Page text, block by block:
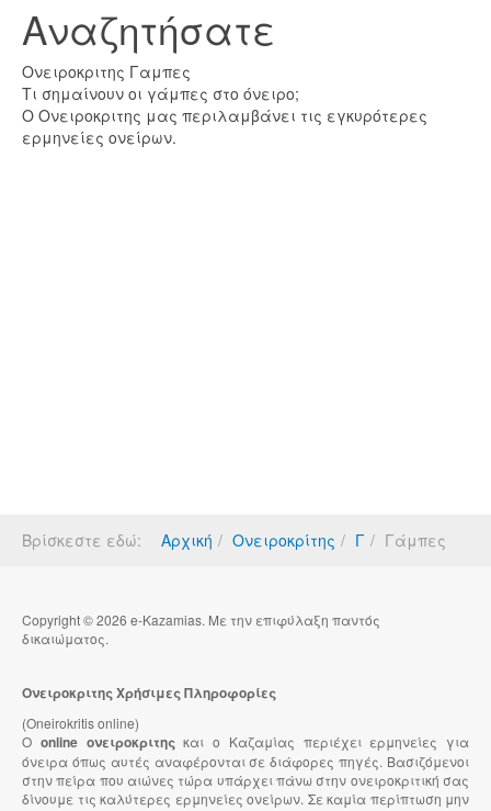
Αναζητήσατε
Ονειροκριτης Γαμπες
Τι σημαίνουν οι γάμπες στο όνειρο;
Ο Ονειροκριτης μας περιλαμβάνει τις εγκυρότερες
ερμηνείες ονείρων.
Βρίσκεστε εδώ: Αρχική Ονειροκρίτης Γ Γάμπες
Copyright © 2026 e-Kazamias. Με την επιφύλαξη παντός
δικαιώματος.
Ονειροκριτης Χρήσιμες Πληροφορίες
(Oneirokritis online)
Ο online ονειροκριτηςκαι ο Καζαμίας περιέχει ερμηνείες για
όνειρα όπως αυτές αναφέρονται σε διάφορες πηγές. Βασιζόμενοι
στην πείρα που αιώνες τώρα υπάρχει πάνω στην ονειροκριτική σας
δίνουμε τις καλύτερες ερμηνείες ονείρων. Σε καμία περίπτωση μην